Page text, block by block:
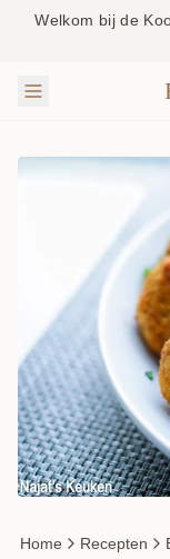
Welkom bij de
Home Recepten